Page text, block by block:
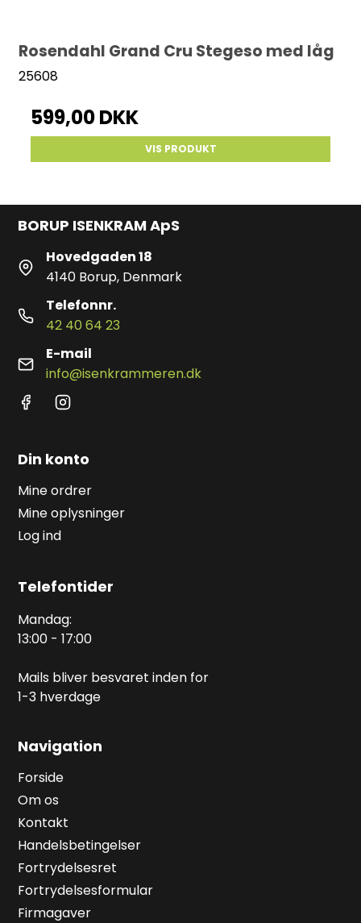
Rosendahl Grand Cru Stegeso med låg
25608
599,00 DKK
VIS PRODUKT
BORUP ISENKRAM ApS
Hovedgaden 18
4140 Borup, Denmark
Telefonnr.
42 40 64 23
E-mail
info@isenkrammeren.dk
Din konto
Mine ordrer
Mine oplysninger
Log ind
Telefontider
Mandag:
13:00 - 17:00
Mails bliver besvaret inden for
1-3 hverdage
Navigation
Forside
Om os
Kontakt
Handelsbetingelser
Fortrydelsesret
Fortrydelsesformular
Firmagaver